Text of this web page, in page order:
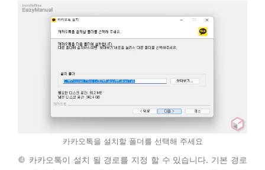
카카오톡을 설치할 폴더를 선택해 주세요
카카오톡이 설치 될 경로를 지정 할 수 있습니다. 기본 경로